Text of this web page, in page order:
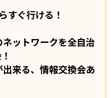
すぐ行ける！
ットワークを全自治
来る、情報交換会あ